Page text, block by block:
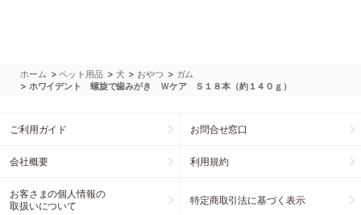
ホーム >ペット用品 > 犬 > おやつ > ガム
> ホワイデント 螺旋で歯みがき Ｗケア Ｓ１８本（約１４０ｇ）
ご利用ガイド お問合せ窓口
会社概要 利用規約
お客さまの個人情報の
取扱いについて
特定商取引法に基づく表示